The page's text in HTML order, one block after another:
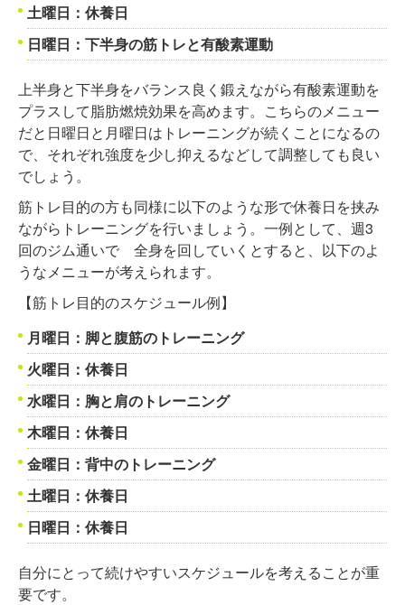
土曜日：休養日
日曜日：下半身の筋トレと有酸素運動
上半身と下半身をバランス良く鍛えながら有酸素運動を
プラスして脂肪燃焼効果を高めます。こちらのメニュー
だと日曜日と月曜日はトレーニングが続くことになるの
で、それぞれ強度を少し抑えるなどして調整しても良い
でしょう。
筋トレ目的の方も同様に以下のような形で休養日を挟み
ながらトレーニングを行いましょう。一例として、週3
回のジム通いで 全身を回していくとすると、以下のよ
うなメニューが考えられます。
【筋トレ目的のスケジュール例】
月曜日：脚と腹筋のトレーニング
火曜日：休養日
水曜日：胸と肩のトレーニング
木曜日：休養日
金曜日：背中のトレーニング
土曜日：休養日
日曜日：休養日
自分にとって続けやすいスケジュールを考えることが重
要です。